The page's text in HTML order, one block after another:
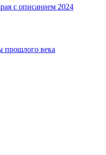
с описанием 2024
прошлого века